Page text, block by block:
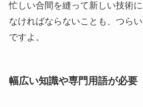
忙しい合間を縫って新しい技術
なければならないことも、つら
ですよ。
幅広い知識や専門用語が必要